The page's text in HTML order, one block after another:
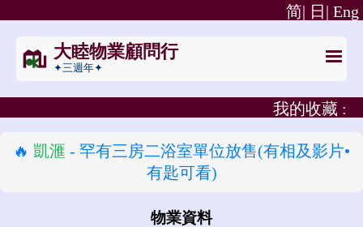
Eng
日|
简|
大睦物業顧問行
✦三週年✦
我的收藏 :
🔥 凱滙 - 罕有三房二浴室單位放售(有相及影片•
有匙可看)
物業資料